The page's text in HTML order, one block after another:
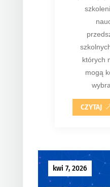
których
mogą
CZYTAJ
kwi 7, 2026